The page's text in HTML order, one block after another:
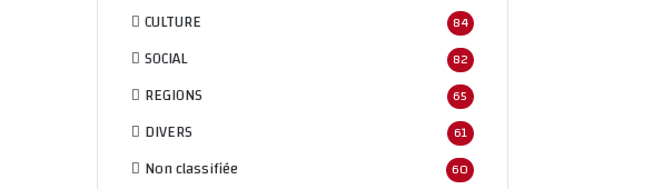
CULTURE 84
SOCIAL 82
REGIONS 65
DIVERS 61
Non classifiée 60